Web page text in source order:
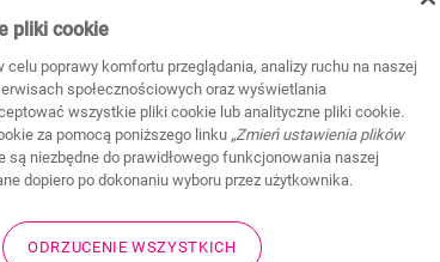
Nasze podłogi stworzone są z PVC, co
lata, jednocześnie wyglądając wciąż tak,
system zatrzaskowy sprawia, że nasze
nie będziesz potrzebować kleju, co
najlepszą opcją do renowacji podłogi.
pliki cookie
poprawy komfortu przeglądania, analizy ruchu na naszej
społecznościowych oraz wyświetlania
wszystkie pliki cookie lub analityczne pliki cookie.
za pomocą poniższego linku „Zmień ustawienia plików
niezbędne do prawidłowego funkcjonowania naszej
dopiero po dokonaniu wyboru przez użytkownika.
ODRZUCENIE WSZYSTKICH